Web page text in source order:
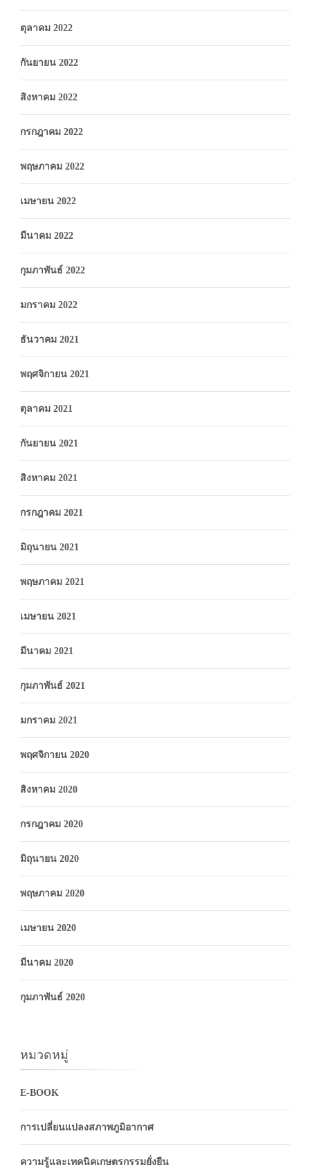
ตุลาคม 2022
กันยายน 2022
สิงหาคม 2022
กรกฎาคม 2022
พฤษภาคม 2022
เมษายน 2022
มีนาคม 2022
กุมภาพันธ์ 2022
มกราคม 2022
ธันวาคม 2021
พฤศจิกายน 2021
ตุลาคม 2021
กันยายน 2021
สิงหาคม 2021
กรกฎาคม 2021
มิถุนายน 2021
พฤษภาคม 2021
เมษายน 2021
มีนาคม 2021
กุมภาพันธ์ 2021
มกราคม 2021
พฤศจิกายน 2020
สิงหาคม 2020
กรกฎาคม 2020
มิถุนายน 2020
พฤษภาคม 2020
เมษายน 2020
มีนาคม 2020
กุมภาพันธ์ 2020
หมวดหมู่
E-BOOK
การเปลี่ยนแปลงสภาพภูมิอากาศ
ความรู้และเทคนิคเกษตรกรรมยั่งยืน